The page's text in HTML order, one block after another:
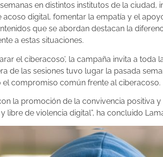
en distintos institutos de la
digital, fomentar la empatía y el
que se abordan destacan la
a estas situaciones.
el ciberacoso’, la campaña invita a
las sesiones tuvo lugar la pasada
compromiso común frente al ciberacoso.
la promoción de la convivencia positiva
de violencia digital”, ha concluido